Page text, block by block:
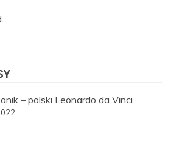
– polski Leonardo da Vinci